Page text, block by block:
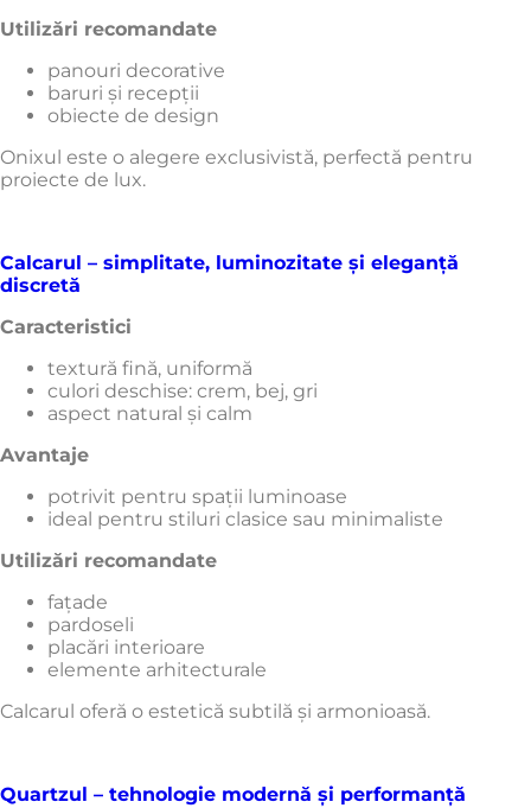
Utilizări recomandate
panouri decorative
baruri și recepții
obiecte de design
Onixul este o alegere exclusivistă, perfectă pentru
proiecte de lux.
Calcarul – simplitate, luminozitate și eleganță
discretă
Caracteristici
textură fină, uniformă
culori deschise: crem, bej, gri
aspect natural și calm
Avantaje
potrivit pentru spații luminoase
ideal pentru stiluri clasice sau minimaliste
Utilizări recomandate
fațade
pardoseli
placări interioare
elemente arhitecturale
Calcarul oferă o estetică subtilă și armonioasă.
Quartzul – tehnologie modernă și performanță